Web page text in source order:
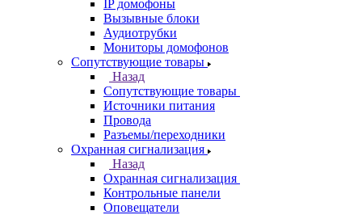
IP домофоны
Вызывные блоки
Аудиотрубки
Мониторы домофонов
Сопутствующие товары
Назад
Сопутствующие товары
Источники питания
Провода
Разъемы/переходники
Охранная сигнализация
Назад
Охранная сигнализация
Контрольные панели
Оповещатели